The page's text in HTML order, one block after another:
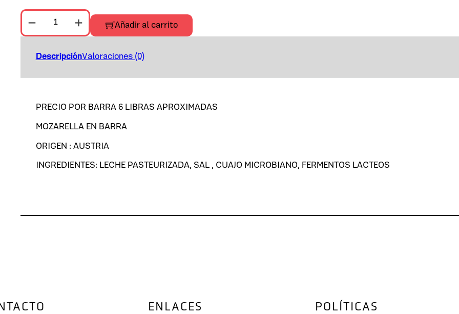
MOZZARELLA EN BARRA AUSTRIA cantidad
Añadir al carrito
DescripciónValoraciones (0)
PRECIO POR BARRA 6 LIBRAS APROXIMADAS
MOZARELLA EN BARRA
ORIGEN : AUSTRIA
INGREDIENTES: LECHE PASTEURIZADA, SAL , CUAJO MICROBIANO, FERMENTOS LACTEOS
ENLACES POLÍTICAS